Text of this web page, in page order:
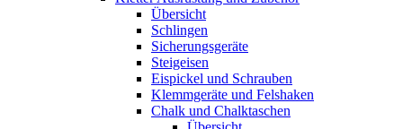
Übersicht
Schlingen
Sicherungsgeräte
Steigeisen
Eispickel und Schrauben
Klemmgeräte und Felshaken
Chalk und Chalktaschen